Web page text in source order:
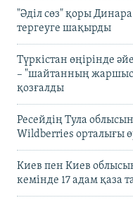
"Әділ сөз" қоры
тергеуге шақырды
Түркістан өңірінде
– "шайтанның
қозғалды
Ресейдің Тула
Wildberries орталығы
Киев пен Киев
кемінде 17 адам қаза